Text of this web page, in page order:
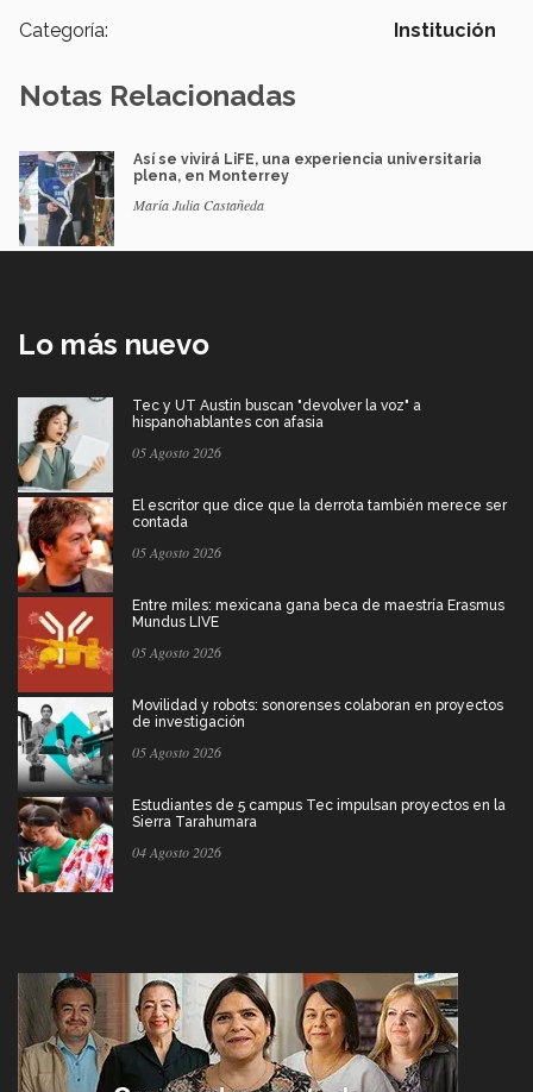
Categoría: Institución
Notas Relacionadas
Así se vivirá LiFE, una experiencia universitaria
plena, en Monterrey
María Julia Castañeda
Lo más nuevo
Tec y UT Austin buscan "devolver la voz" a
hispanohablantes con afasia
05 Agosto 2026
El escritor que dice que la derrota también merece ser
contada
05 Agosto 2026
Entre miles: mexicana gana beca de maestría Erasmus
Mundus LIVE
05 Agosto 2026
Movilidad y robots: sonorenses colaboran en proyectos
de investigación
05 Agosto 2026
Estudiantes de 5 campus Tec impulsan proyectos en la
Sierra Tarahumara
04 Agosto 2026